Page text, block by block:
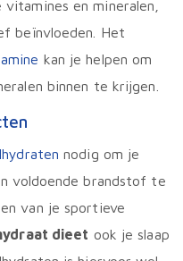
vitamines en mineralen,
beïnvloeden. Het
kan je helpen om
binnen te krijgen.
nodig om je
voldoende brandstof te
van je sportieve
dieet ook je slaap